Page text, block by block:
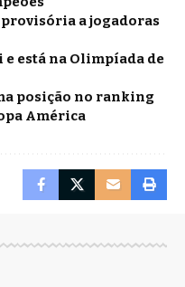
a jogadoras
está na Olimpíada de
posição no ranking
América